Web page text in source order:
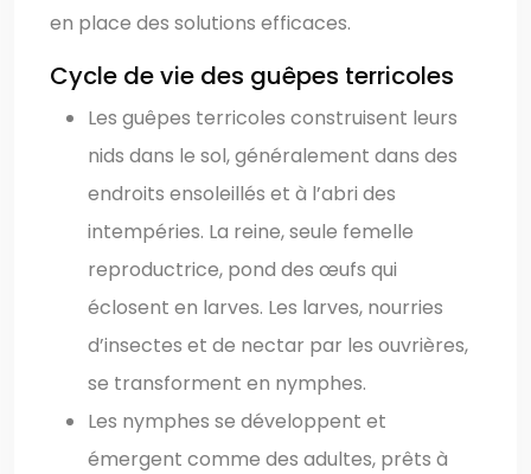
en place des solutions efficaces.
Cycle de vie des guêpes terricoles
Les guêpes terricoles construisent leurs
nids dans le sol, généralement dans des
endroits ensoleillés et à l’abri des
intempéries. La reine, seule femelle
reproductrice, pond des œufs qui
éclosent en larves. Les larves, nourries
d’insectes et de nectar par les ouvrières,
se transforment en nymphes.
Les nymphes se développent et
émergent comme des adultes, prêts à